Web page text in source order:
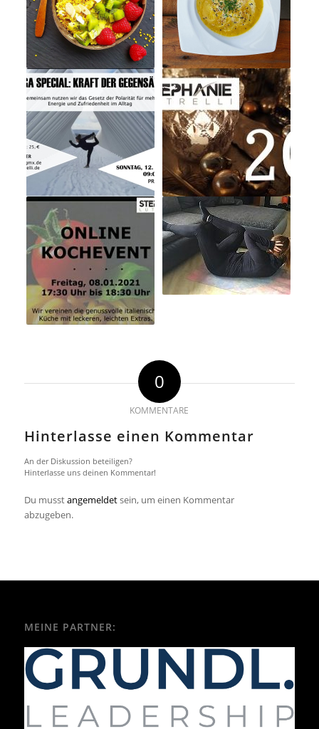
0
KOMMENTARE
Hinterlasse einen Kommentar
An der Diskussion beteiligen?
Hinterlasse uns deinen Kommentar!
Du musstangemeldetsein, um einen Kommentar
abzugeben.
MEINE PARTNER: